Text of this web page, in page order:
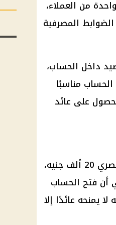
من العملاء،
المصرفية
داخل الحساب،
مناسبًا
في الحصول على عائد
20 ألف جنيه،
جنيه. وهذا يعني أن فتح الحساب
لا يمنحه عائدًا إلا